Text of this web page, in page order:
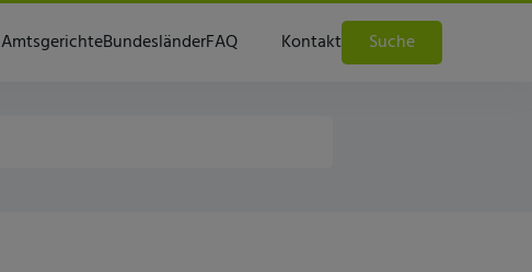
AmtsgerichteBundesländerFAQ Kontakt Suche